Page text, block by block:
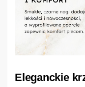
Eleganckie